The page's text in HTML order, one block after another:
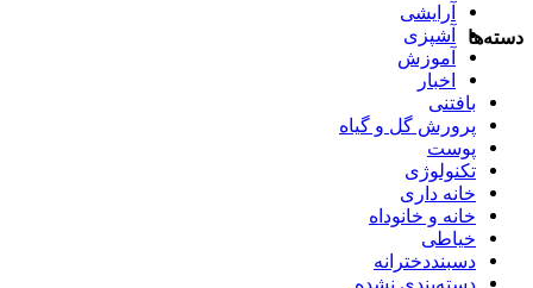
دسته‌ها
آرایشی
آشپزی
آموزش
اخبار
بافتنی
پرورش گل و گیاه
پوست
تکنولوژی
خانه داری
خانه و خانوداه
خیاطی
دسبنددخترانه